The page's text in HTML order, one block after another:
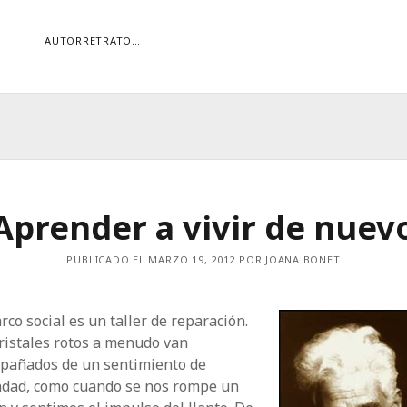
AUTORRETRATO…
a vivir de
PUBLICADO EL MARZO 19, 2012 POR JOANA BONET
social es un taller de reparación.
rotos a menudo van
de un sentimiento de
como cuando se nos rompe un